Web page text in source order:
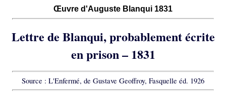
Œuvre d'Auguste Blanqui 1831
Lettre de Blanqui, probablement écrite
en prison – 1831
Source : L'Enfermé, de Gustave Geoffroy, Fasquelle éd. 1926